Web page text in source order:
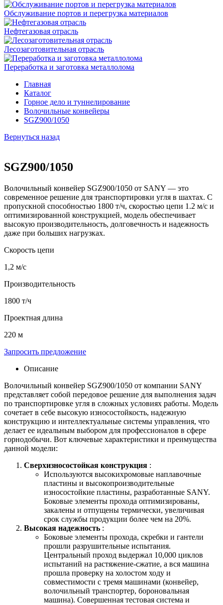
Обслуживание портов и перегрузка материалов
Нефтегазовая отрасль
Лесозаготовительная отрасль
Переработка и заготовка металлолома
Главная
Каталог
Горное дело и туннелирование
Волочильные конвейеры
SGZ900/1050
Вернуться назад
SGZ900/1050
Волочильный конвейер SGZ900/1050 от SANY — это
современное решение для транспортировки угля в шахтах. С
пропускной способностью 1800 т/ч, скоростью цепи 1.2 м/с и
оптимизированной конструкцией, модель обеспечивает
высокую производительность, долговечность и надежность
даже при больших нагрузках.
Скорость цепи
1,2 м/с
Производительность
1800 т/ч
Проектная длина
220 м
Запросить предложение
Описание
Волочильный конвейер SGZ900/1050 от компании SANY
представляет собой передовое решение для выполнения задач
по транспортировке угля в сложных условиях работы. Модель
сочетает в себе высокую износостойкость, надежную
конструкцию и интеллектуальные системы управления, что
делает ее идеальным выбором для профессионалов в сфере
горнодобычи. Вот ключевые характеристики и преимущества
данной модели:
Сверхизносостойкая конструкция :
Используются высокихромовые наплавочные
пластины и высокопроизводительные
износостойкие пластины, разработанные SANY.
Боковые элементы прохода оптимизированы,
закалены и отпущены термически, увеличивая
срок службы продукции более чем на 20%.
Высокая надежность :
Боковые элементы прохода, скребки и гантели
прошли разрушительные испытания.
Центральный проход выдержал 10,000 циклов
испытаний на растяжение-сжатие, а вся машина
прошла проверку на холостом ходу и
совместимости с тремя машинами (конвейер,
волочильный транспортер, бороновальная
машина). Совершенная тестовая система и